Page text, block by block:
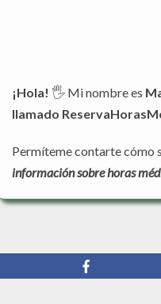
¡Hola! 🖐️ Mi nombre es
llamado
Permíteme contarte cómo
información sobre horas